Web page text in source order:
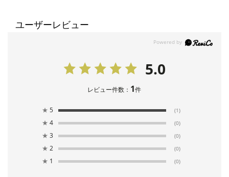
ユーザーレビュー
5.0
レビュー件数： 1件
★ 5 (1)
★ 4 (0)
★ 3 (0)
★ 2 (0)
★ 1 (0)